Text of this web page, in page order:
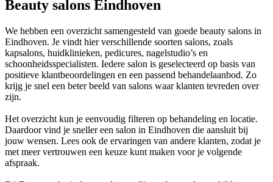
Beauty salons Eindhoven
We hebben een overzicht samengesteld van goede beauty salons in
Eindhoven. Je vindt hier verschillende soorten salons, zoals
kapsalons, huidklinieken, pedicures, nagelstudio’s en
schoonheidsspecialisten. Iedere salon is geselecteerd op basis van
positieve klantbeoordelingen en een passend behandelaanbod. Zo
krijg je snel een beter beeld van salons waar klanten tevreden over
zijn.
Het overzicht kun je eenvoudig filteren op behandeling en locatie.
Daardoor vind je sneller een salon in Eindhoven die aansluit bij
jouw wensen. Lees ook de ervaringen van andere klanten, zodat je
met meer vertrouwen een keuze kunt maken voor je volgende
afspraak.